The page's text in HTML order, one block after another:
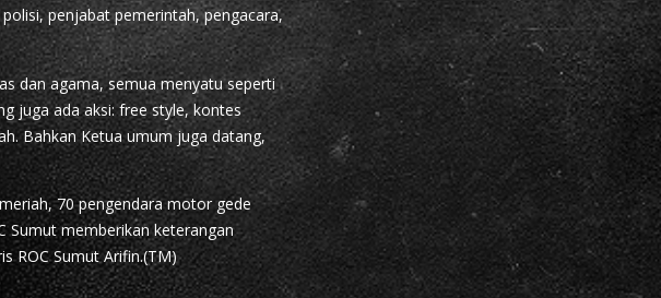
penjabat pemerintah, pengacara,
dan agama, semua menyatu seperti
juga ada aksi: free style, kontes
Bahkan Ketua umum juga datang,
70 pengendara motor gede
Sumut memberikan keterangan
ROC Sumut Arifin.(TM)